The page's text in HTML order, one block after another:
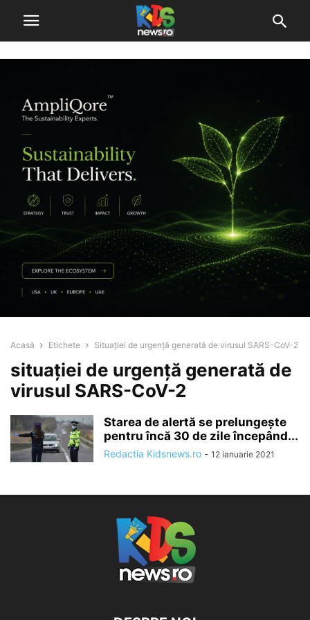
Acasă Etichete Situației de urgență generată de virusul SARS-CoV-2
situației de urgență generată de
virusul SARS-CoV-2
Starea de alertă se prelungeşte
pentru încă 30 de zile începând...
Redactia Kidsnews.ro - 12 ianuarie 2021